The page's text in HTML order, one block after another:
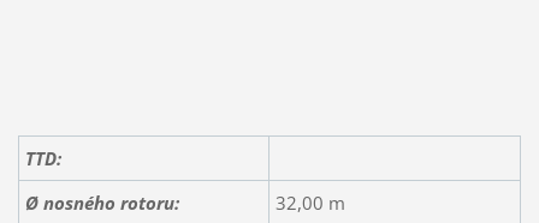
TTD:
Ø nosného rotoru:
32,00 m